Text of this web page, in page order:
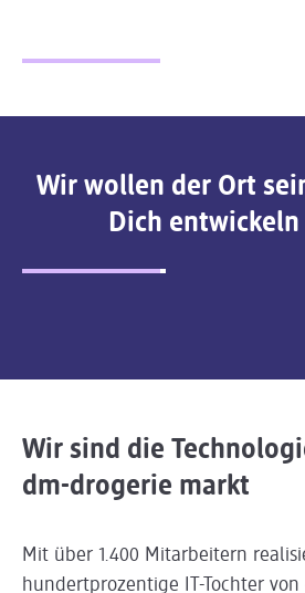
Wir wollen der Ort
Dich
Wir sind die
dm-drogerie markt
Mit über 1.400 Mitarbeitern
hundertprozentige IT-Tochter